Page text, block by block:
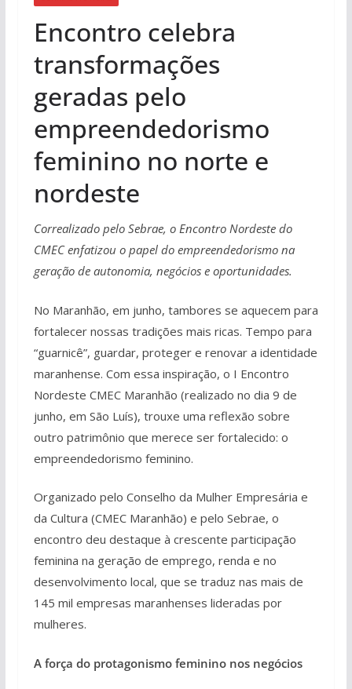
Encontro celebra
transformações
geradas pelo
empreendedorismo
feminino no norte e
nordeste
Correalizado pelo Sebrae, o Encontro Nordeste do
CMEC enfatizou o papel do empreendedorismo na
geração de autonomia, negócios e oportunidades.
No Maranhão, em junho, tambores se aquecem para
fortalecer nossas tradições mais ricas. Tempo para
“guarnicê”, guardar, proteger e renovar a identidade
maranhense. Com essa inspiração, o I Encontro
Nordeste CMEC Maranhão (realizado no dia 9 de
junho, em São Luís), trouxe uma reflexão sobre
outro patrimônio que merece ser fortalecido: o
empreendedorismo feminino.
Organizado pelo Conselho da Mulher Empresária e
da Cultura (CMEC Maranhão) e pelo Sebrae, o
encontro deu destaque à crescente participação
feminina na geração de emprego, renda e no
desenvolvimento local, que se traduz nas mais de
145 mil empresas maranhenses lideradas por
mulheres.
A força do protagonismo feminino nos negócios